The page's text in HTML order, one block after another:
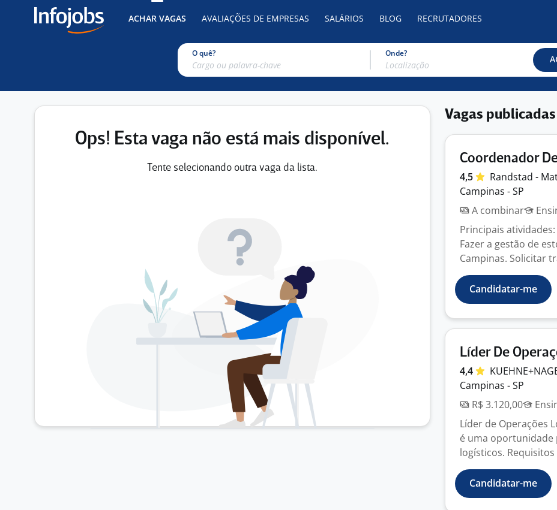
ACHAR VAGAS AVALIAÇÕES DE EMPRESAS SALÁRIOS BLOG RECRUTADORES
O quê? Onde?
Ops! Esta vaga não está mais disponível.
Tente selecionando outra vaga da lista.
Vagas
Coordenador
4,5 Randstad -
Campinas - SP
A combinar
Principais
Fazer a gestão de
Campinas. Solicitar
Candidatar-me
Líder De
4,4
Campinas - SP
R$ 3.120,00
Líder de Operações
é uma oportunidade
logísticos. Requisitos
Candidatar-me